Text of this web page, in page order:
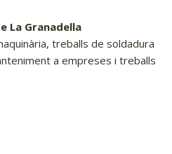
La Granadella
treballs de soldadura
a empreses i treballs